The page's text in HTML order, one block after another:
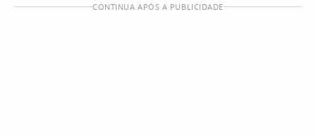
CONTINUA APÓS A PUBLICIDADE